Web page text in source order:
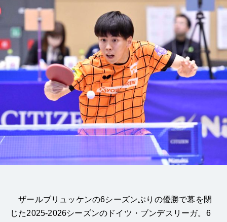
ザールブリュッケンの6シーズンぶりの優勝で幕を閉
じた2025-2026シーズンのドイツ・ブンデスリーガ。6